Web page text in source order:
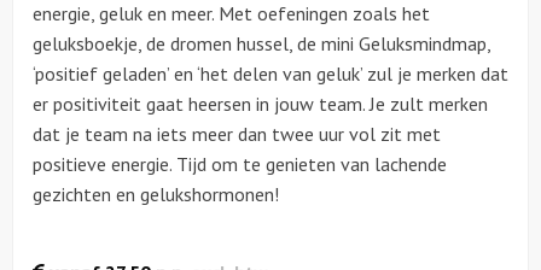
Fietstochten
Segwaytours
Solextours
energie, geluk en meer. Met oefeningen zoals het
geluksboekje, de dromen hussel, de mini Geluksmindmap,
‘positief geladen’ en ‘het delen van geluk’ zul je merken dat
er positiviteit gaat heersen in jouw team. Je zult merken
dat je team na iets meer dan twee uur vol zit met
positieve energie. Tijd om te genieten van lachende
gezichten en gelukshormonen!